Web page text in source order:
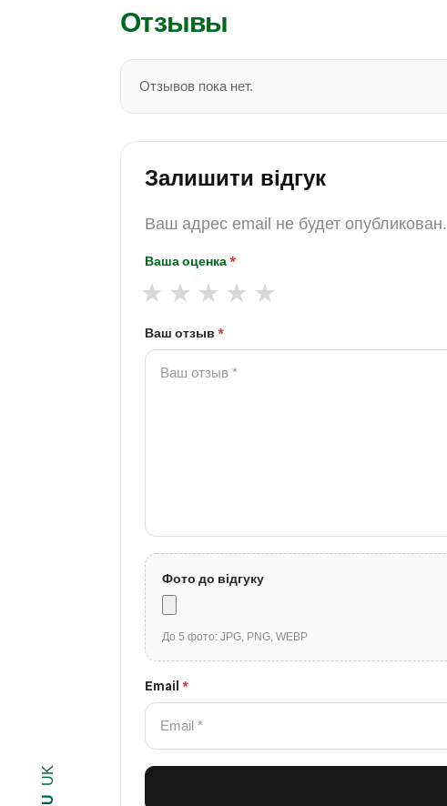
UK
Отзывы
Отзывов пока нет.
Залишити відгук
Ваш адрес email не будет опубликован.
Ваша оценка*
Ваш отзыв *
Фото до відгуку
До 5 фото: JPG, PNG, WEBP
Email *